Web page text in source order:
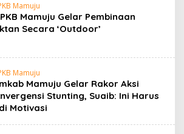
Mamuju
Mamuju Gelar Pembinaan
Secara ‘Outdoor’
Mamuju
Mamuju Gelar Rakor Aksi
Stunting, Suaib: Ini Harus
Motivasi